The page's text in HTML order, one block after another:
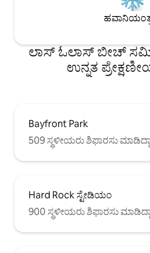
ಲಾಸ್ ಓಲಾಸ್ ಬೀಚ್
ಉನ್ನತ
Bayfront Park
509 ಸ್ಥಳೀಯರು ಶಿಫಾರಸು
Hard Rock ಸ್ಟೇಡಿಯಂ
900 ಸ್ಥಳೀಯರು ಶಿಫಾರಸು